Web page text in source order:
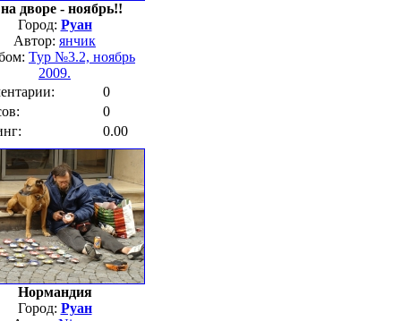
дворе - ноябрь!!
Город: Руан
Автор: янчик
Тур №3.2, ноябрь
2009.
0
0
0.00
Нормандия
Город: Руан